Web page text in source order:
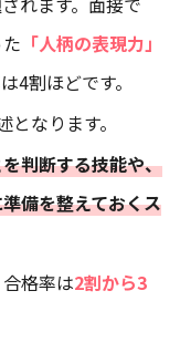
「人柄の表現力」
4割ほどです。
なります。
判断する技能や、
備を整えておくス
格率は2割から3